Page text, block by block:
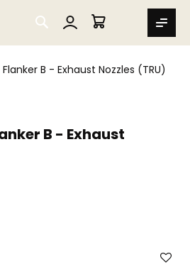
SEARCH
MIN VARUKORG
B - Exhaust Nozzles (TRU)
B - Exhaust